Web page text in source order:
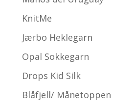
KnitMe
Jærbo Heklegarn
Opal Sokkegarn
Drops Kid Silk
Blåfjell/ Månetoppen